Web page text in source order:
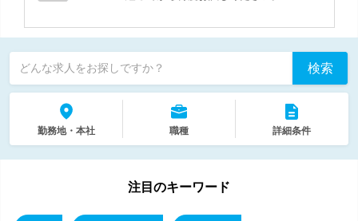
どんな求人をお探しですか？ 検索
勤務地・本社 職種 詳細条件
注目のキーワード